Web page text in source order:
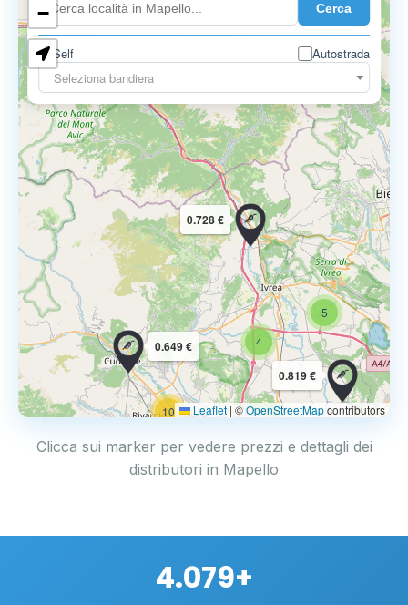
Cerca
Self
Autostrada
Seleziona bandiera
10
4
5
0.819 €
0.649 €
0.728 €
−
Leaflet | ©OpenStreetMapcontributors
Clicca sui marker per vedere prezzi e dettagli dei
distributori in Mapello
4.079+